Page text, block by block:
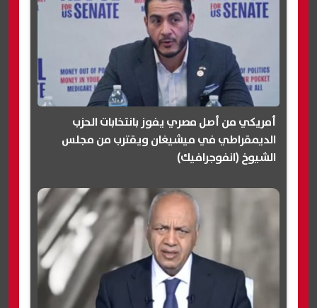
أمريكي من أصل مصري يفوز بانتخابات الحزب
الديمقراطي في ميشيغان ويقترب من مجلس
الشيوخ (انفوجرافيك)